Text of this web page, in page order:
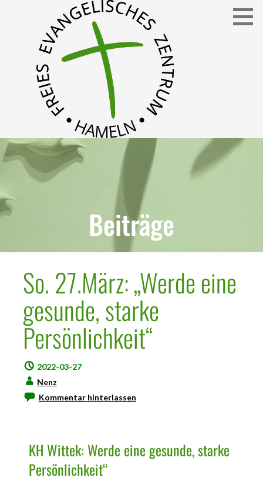
FEZ
Freies Evangelisches Zentrum in Hameln
Beiträge
So. 27.März: „Werde eine
gesunde, starke
Persönlichkeit“
2022-03-27
Nenz
Kommentar hinterlassen
KH Wittek: Werde eine gesunde, starke
Persönlichkeit“